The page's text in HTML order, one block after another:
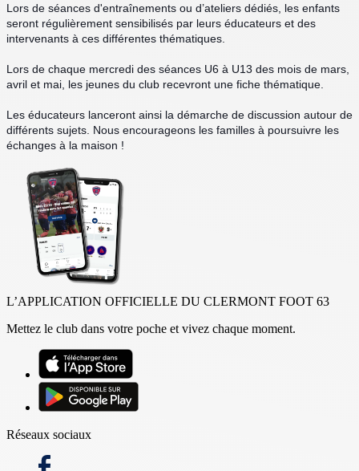
Lors de séances d'entraînements ou d’ateliers dédiés, les enfants
seront régulièrement sensibilisés par leurs éducateurs et des
intervenants à ces différentes thématiques.
Lors de chaque mercredi des séances U6 à U13 des mois de mars,
avril et mai, les jeunes du club recevront une fiche thématique.
Les éducateurs lanceront ainsi la démarche de discussion autour de
différents sujets. Nous encourageons les familles à poursuivre les
échanges à la maison !
L’APPLICATION OFFICIELLE DU CLERMONT FOOT 63
Mettez le club dans votre poche et vivez chaque moment.
Réseaux sociaux